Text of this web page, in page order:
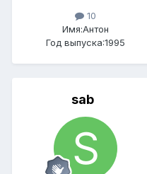
10
Имя:Антон
Год выпуска:1995
sab